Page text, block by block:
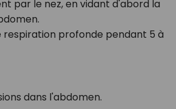
par le nez, en vidant d'abord la
profonde pendant 5 à
dans l'abdomen.